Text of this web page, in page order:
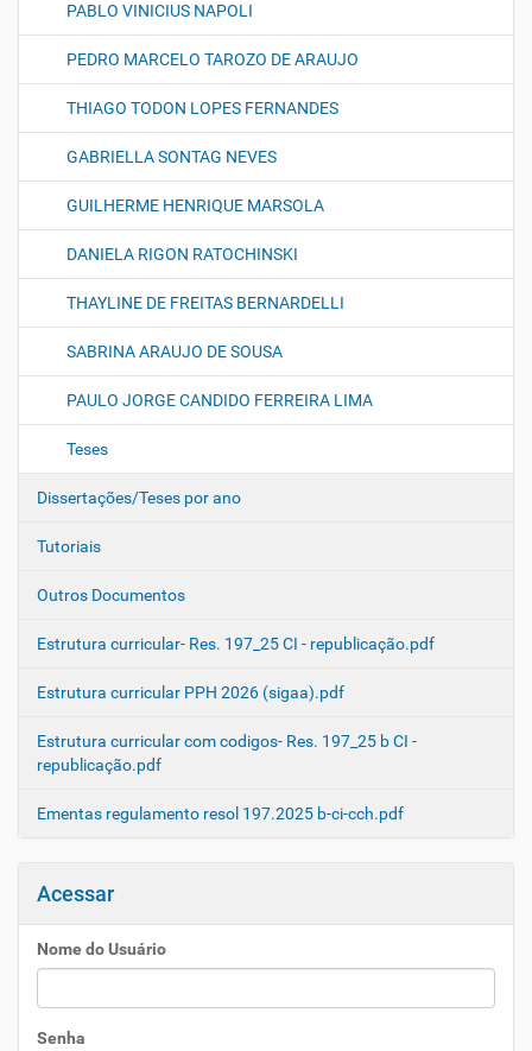
PABLO VINICIUS NAPOLI
PEDRO MARCELO TAROZO DE ARAUJO
THIAGO TODON LOPES FERNANDES
GABRIELLA SONTAG NEVES
GUILHERME HENRIQUE MARSOLA
DANIELA RIGON RATOCHINSKI
THAYLINE DE FREITAS BERNARDELLI
SABRINA ARAUJO DE SOUSA
PAULO JORGE CANDIDO FERREIRA LIMA
Teses
Dissertações/Teses por ano
Tutoriais
Outros Documentos
Estrutura curricular- Res. 197_25 CI - republicação.pdf
Estrutura curricular PPH 2026 (sigaa).pdf
Estrutura curricular com codigos- Res. 197_25 b CI -
republicação.pdf
Ementas regulamento resol 197.2025 b-ci-cch.pdf
Acessar
Nome do Usuário
Senha